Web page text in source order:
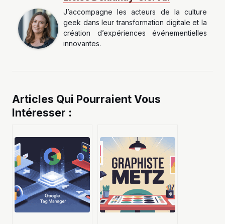
J’accompagne les acteurs de la culture
geek dans leur transformation digitale et la
création d’expériences événementielles
innovantes.
Articles Qui Pourraient Vous
Intéresser :